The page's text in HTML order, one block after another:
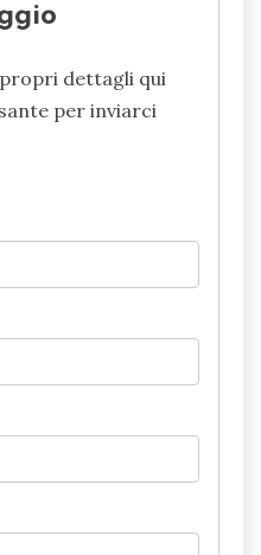
dettagli qui
per inviarci